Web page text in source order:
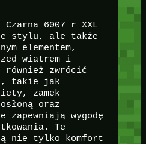
6007 r XXL
stylu, ale także
elementem,
wiatrem i
również zwrócić
takie jak
zamek
oraz
zapewniają wygodę
Te
nie tylko komfort